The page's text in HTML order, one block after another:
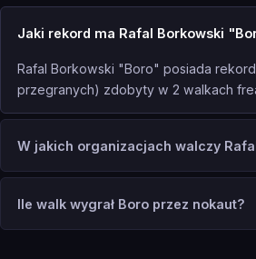
Jaki rekord ma Rafal Borkowski
Rafal Borkowski "Boro" posiada rekord
przegranych) zdobyty w 2 walkach
W jakich organizacjach walczy
Ile walk wygrał Boro przez nokaut?